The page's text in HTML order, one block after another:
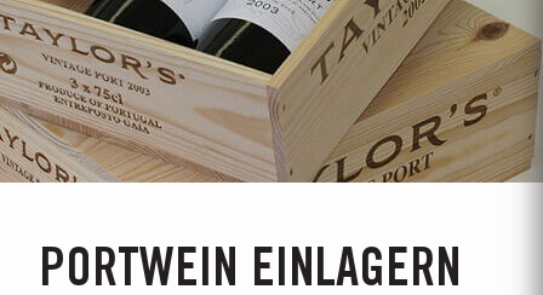
PORTWEIN EINLAGERN